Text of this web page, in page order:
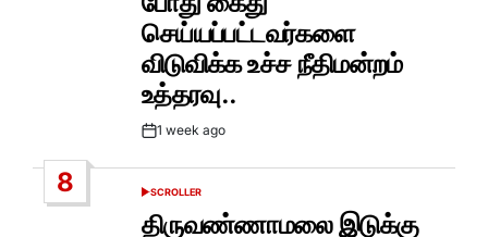
செய்யப்பட்டவர்களை
விடுவிக்க உச்ச நீதிமன்றம்
உத்தரவு..
Post1 week ago
8
POSTED
SCROLLER
திருவண்ணாமலை இடுக்கு